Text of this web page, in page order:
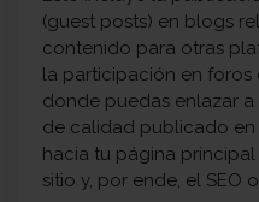
(guest posts) en blogs
contenido para otras
la participación en foros
donde puedas enlazar
de calidad publicado en
hacia tu página
sitio y, por ende, el SEO